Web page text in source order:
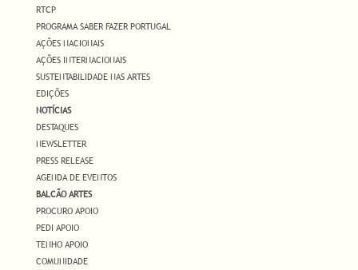
RTCP
PROGRAMA SABER FAZER PORTUGAL
AÇÕES NACIONAIS
AÇÕES INTERNACIONAIS
SUSTENTABILIDADE NAS ARTES
EDIÇÕES
NOTÍCIAS
DESTAQUES
NEWSLETTER
PRESS RELEASE
AGENDA DE EVENTOS
BALCÃO ARTES
PROCURO APOIO
PEDI APOIO
TENHO APOIO
COMUNIDADE